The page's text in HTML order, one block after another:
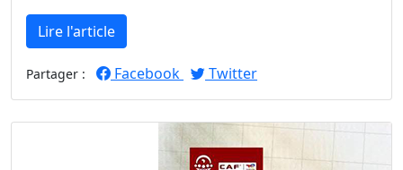
Lire l'article
Partager : Facebook Twitter